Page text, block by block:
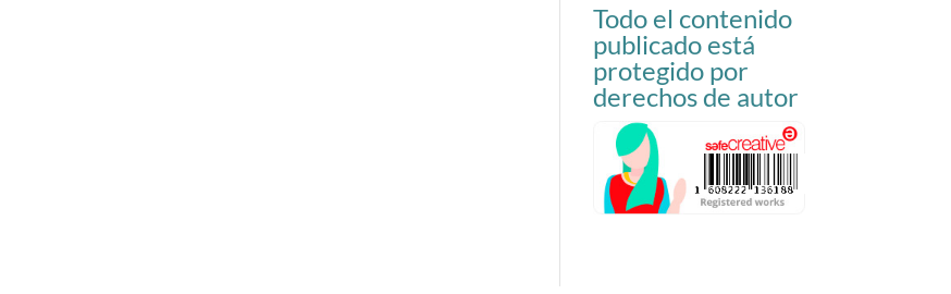
blog
Todo el contenido
publicado está
protegido por
derechos de autor